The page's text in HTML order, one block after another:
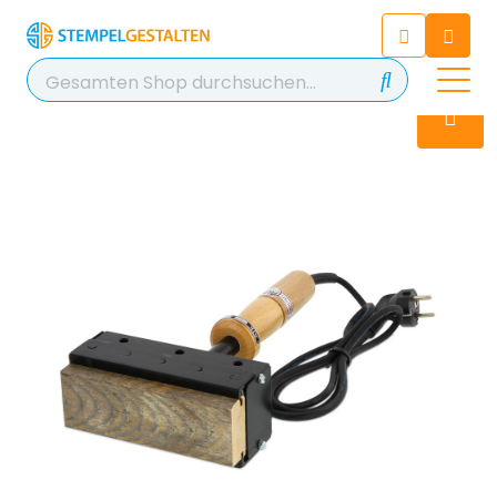
Chatten Sie 24/7 mit unserem
hilfreichen Chatbot
Kontakt
+49 2038 0480 403